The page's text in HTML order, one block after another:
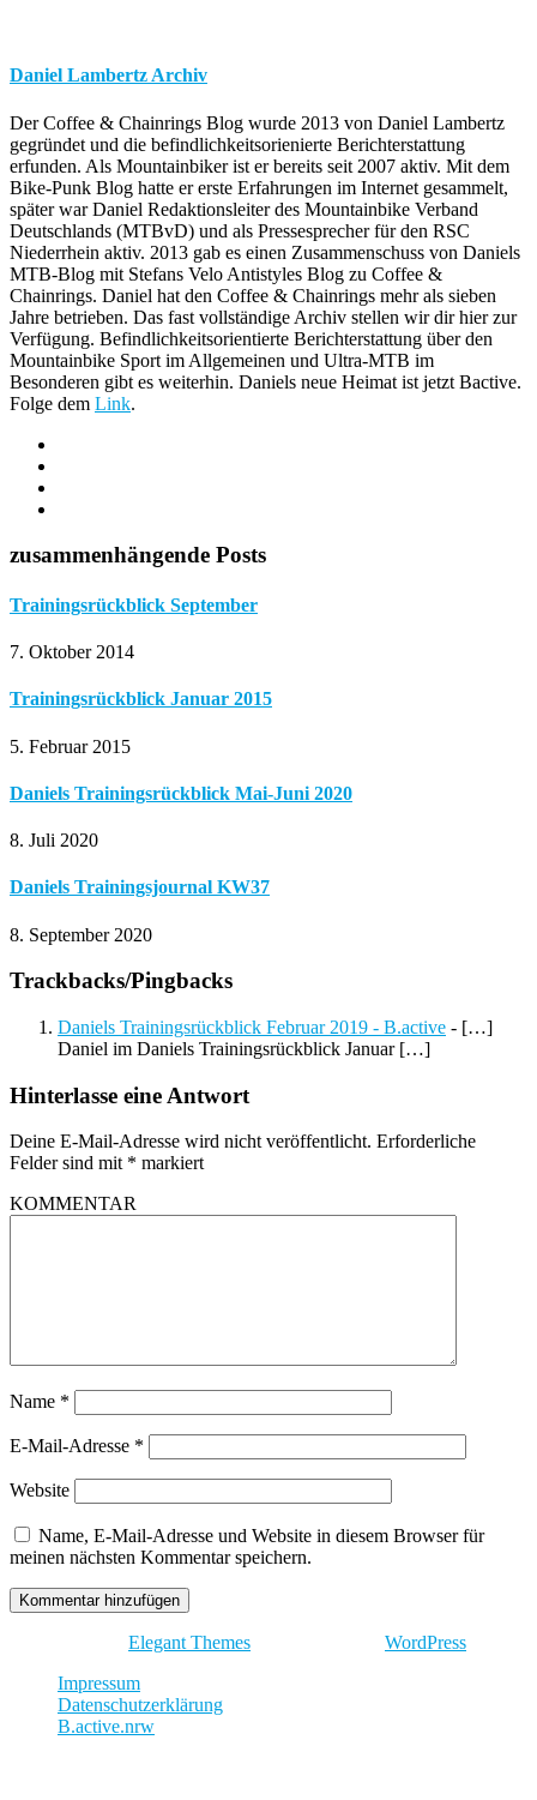
Daniel Lambertz Archiv
Der Coffee & Chainrings Blog wurde 2013 von Daniel Lambertz
gegründet und die befindlichkeitsorienierte Berichterstattung
erfunden. Als Mountainbiker ist er bereits seit 2007 aktiv. Mit dem
Bike-Punk Blog hatte er erste Erfahrungen im Internet gesammelt,
später war Daniel Redaktionsleiter des Mountainbike Verband
Deutschlands (MTBvD) und als Pressesprecher für den RSC
Niederrhein aktiv. 2013 gab es einen Zusammenschuss von Daniels
MTB-Blog mit Stefans Velo Antistyles Blog zu Coffee &
Chainrings. Daniel hat den Coffee & Chainrings mehr als sieben
Jahre betrieben. Das fast vollständige Archiv stellen wir dir hier zur
Verfügung. Befindlichkeitsorientierte Berichterstattung über den
Mountainbike Sport im Allgemeinen und Ultra-MTB im
Besonderen gibt es weiterhin. Daniels neue Heimat ist jetzt Bactive.
Folge dem Link.
zusammenhängende Posts
Trainingsrückblick September
7. Oktober 2014
Trainingsrückblick Januar 2015
5. Februar 2015
Daniels Trainingsrückblick Mai-Juni 2020
8. Juli 2020
Daniels Trainingsjournal KW37
8. September 2020
Trackbacks/Pingbacks
Daniels Trainingsrückblick Februar 2019 - B.active - […]
Daniel im Daniels Trainingsrückblick Januar […]
Hinterlasse eine Antwort
Deine E-Mail-Adresse wird nicht veröffentlicht. Erforderliche
Felder sind mit * markiert
KOMMENTAR
Name *
E-Mail-Adresse *
Website
Name, E-Mail-Adresse und Website in diesem Browser für
meinen nächsten Kommentar speichern.
Elegant Themes
WordPress
Impressum
Datenschutzerklärung
B.active.nrw